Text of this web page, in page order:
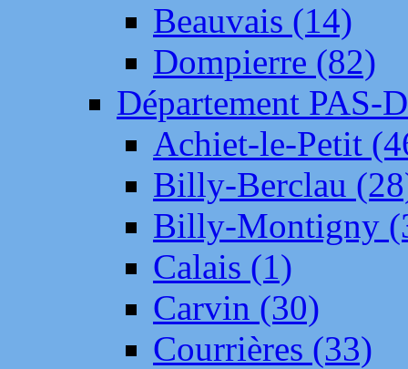
Beauvais (14)
Dompierre (82)
Département PAS-
Achiet-le-Petit
Billy-Berclau
Billy-Montigny
Calais (1)
Carvin (30)
Courrières (33)